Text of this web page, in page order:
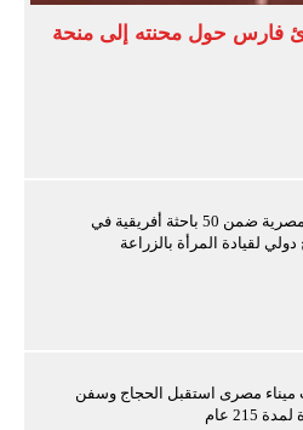
فارس حول محنته إلى منحة
باحثة مصرية ضمن 50 باحثة أفريقية في
دولي لقيادة المرأة بالزراعة
ميناء مصرى استقبل الحجاج وسفن
215 عام